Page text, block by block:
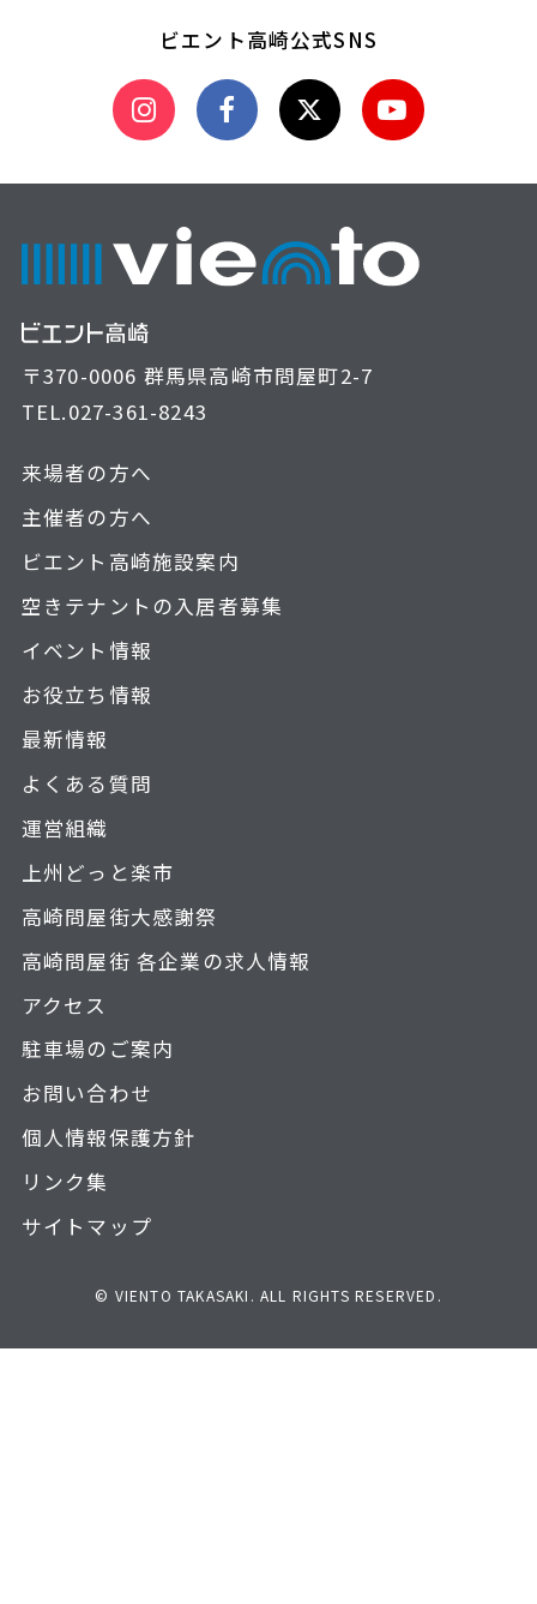
ビエント高崎公式SNS
〒370-0006 群馬県高崎市問屋町2-7
TEL.027-361-8243
来場者の方へ
主催者の方へ
ビエント高崎施設案内
空きテナントの入居者募集
イベント情報
お役立ち情報
最新情報
よくある質問
運営組織
上州どっと楽市
高崎問屋街大感謝祭
高崎問屋街 各企業の求人情報
アクセス
駐車場のご案内
お問い合わせ
個人情報保護方針
リンク集
サイトマップ
© VIENTO TAKASAKI. ALL RIGHTS RESERVED.